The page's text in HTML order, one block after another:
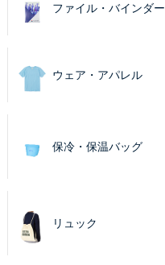
ファイル・バインダー
ウェア・アパレル
保冷・保温バッグ
リュック